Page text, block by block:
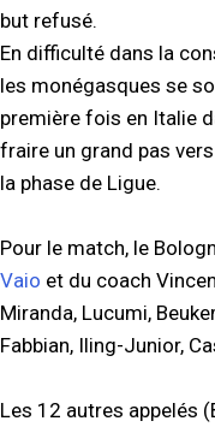
but refusé.
En difficulté dans la
les monégasques se
première fois en Italie
fraire un grand pas
la phase de Ligue.
Pour le match, le
Vaio et du coach
Miranda, Lucumi,
Fabbian, Iling-Junior,
Les 12 autres appelés